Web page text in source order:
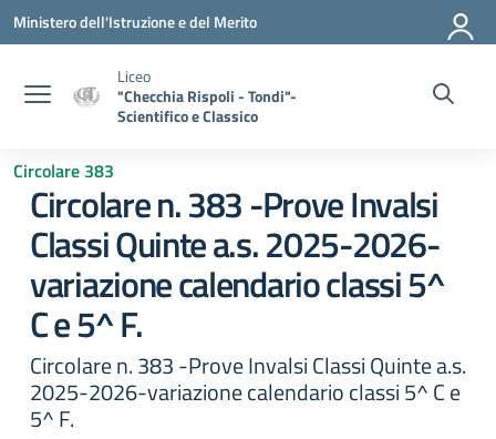
Vai ai contenuti
Vai al menu di navigazione
Vai al footer
Ministero dell'Istruzione e del Merito
Liceo
"Checchia Rispoli - Tondi"-
Scientifico e Classico
Circolare 383
Circolare n. 383 -Prove Invalsi
Classi Quinte a.s. 2025-2026-
variazione calendario classi 5^
C e 5^ F.
Circolare n. 383 -Prove Invalsi Classi Quinte a.s.
2025-2026-variazione calendario classi 5^ C e
5^ F.